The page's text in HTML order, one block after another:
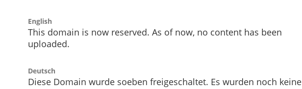
English
This domain is now reserved. As of now, no content has been
uploaded.
Deutsch
Diese Domain wurde soeben freigeschaltet. Es wurden noch keine